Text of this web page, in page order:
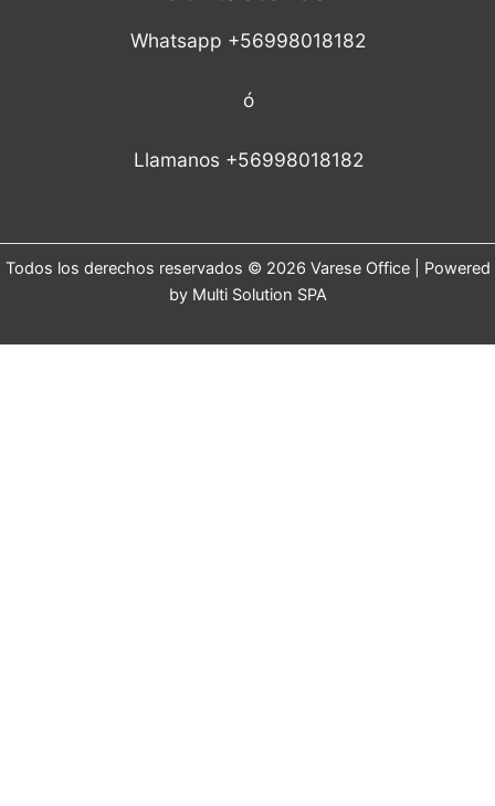
Whatsapp +56998018182
ó
Llamanos +56998018182
Todos los derechos reservados © 2026 Varese Office | Powered
by Multi Solution SPA